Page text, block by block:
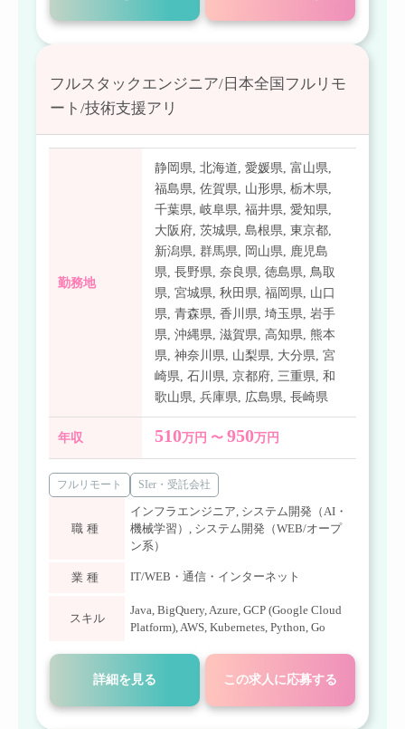
フルスタックエンジニア/日本全国フルリモ
ート/技術支援アリ
勤務地
静岡県,北海道,愛媛県,富山県,
福島県,佐賀県, 山形県,栃木県,
千葉県,岐阜県,福井県,愛知県,
大阪府,茨城県,島根県,東京都,
新潟県,群馬県, 岡山県, 鹿児島
県,長野県,奈良県,徳島県,鳥取
県,宮城県,秋田県,福岡県, 山口
県,青森県,香川県,埼玉県,岩手
県,沖縄県,滋賀県, 高知県,熊本
県,神奈川県, 山梨県, 大分県,宮
崎県,石川県,京都府,三重県,和
歌山県,兵庫県, 広島県,長崎県
年収 510万円 〜950万円
フルリモート SIer・受託会社
職種
インフラエンジニア, システム開発（AI・
機械学習） , システム開発（WEB/オープ
ン系）
業種 IT/WEB・通信・インターネット
スキル
Java, BigQuery,Azure, GCP (Google Cloud
Platform),AWS, Kubernetes, Python, Go
詳細を見る この求人に応募する